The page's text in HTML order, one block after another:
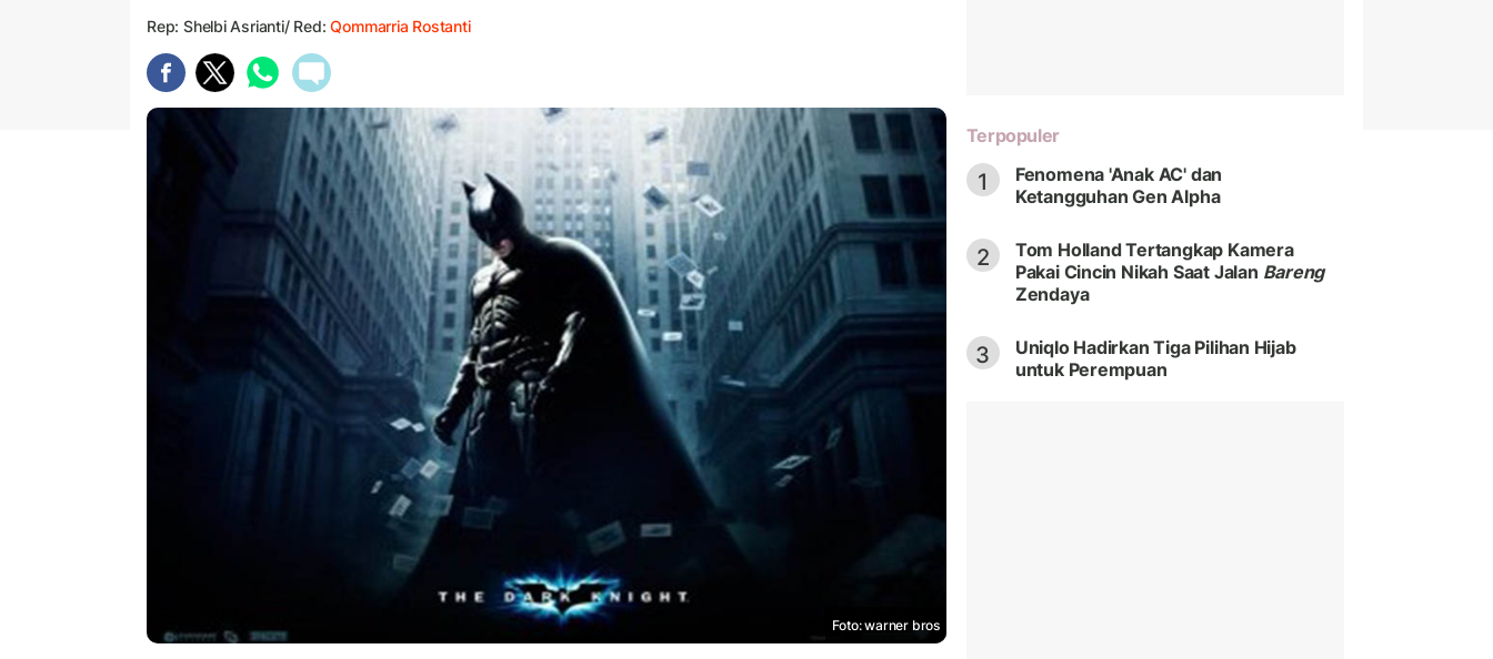
Rep: Shelbi Asrianti/ Red:Qommarria Rostanti
Foto: warner bros
Terpopuler
1
Fenomena 'Anak AC' dan
Ketangguhan Gen Alpha
2
Tom Holland Tertangkap Kamera
Pakai Cincin Nikah Saat Jalan Bareng
Zendaya
3
Uniqlo Hadirkan Tiga Pilihan Hijab
untuk Perempuan